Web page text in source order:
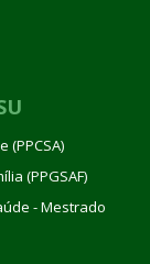
(PPCSA)
(PPGSAF)
- Mestrado